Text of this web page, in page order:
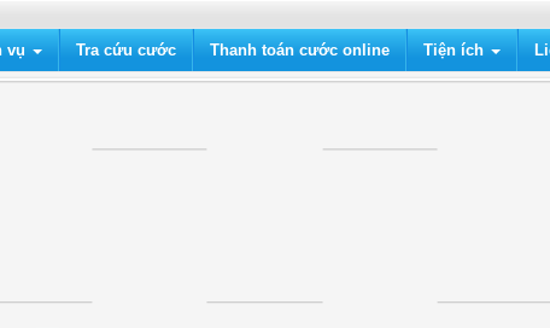
vụ Tra cứu cước Thanh toán cước online Tiện ích